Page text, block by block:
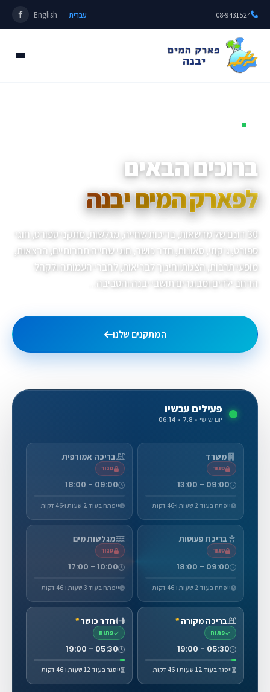
08-9431524 עברית |
English
ברוכים הבאים
לפארק המים יבנה
30 דונם של מדשאות, בריכות שחייה, מגלשות, מתקני ספורט, חוגי
ספורט, ג׳קוזי, סאונות, חדר כושר, חוגי שחייה תחרותיים, הרצאות,
מופעי תרבות, הצגות וחינוך לבריאות, לחברי העמותה ולקהל
הרחב ילדים ומבוגרים תושבי יבנה והסביבה...
המתקנים שלנו
פעילים עכשיו
יום שישי • 7.8 • 06:14
משרד
סגור
09:00 - 13:00
ייפתח בעוד 2 שעות ו-46 דקות
בריכה אמורפית
סגור
09:00 - 18:00
ייפתח בעוד 2 שעות ו-46 דקות
בריכת פעוטות
סגור
09:00 - 18:00
ייפתח בעוד 2 שעות ו-46 דקות
מגלשות מים
סגור
10:00 - 17:00
ייפתח בעוד 3 שעות ו-46 דקות
בריכה מקורה *
פתוח
05:30 - 19:00
ייסגר בעוד 12 שעות ו-46 דקות
חדר כושר*
פתוח
05:30 - 19:00
ייסגר בעוד 12 שעות ו-46 דקות